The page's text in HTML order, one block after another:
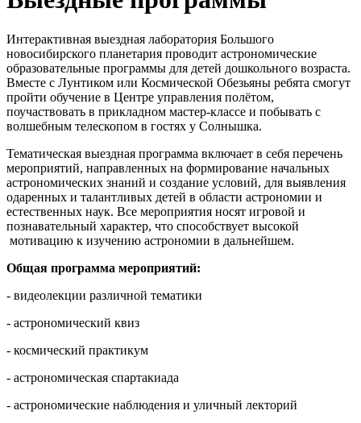
Интерактивная выездная лаборатория Большого
новосибирского планетария проводит астрономические
образовательные программы для детей дошкольного возраста.
Вместе с Лунтиком или Космической Обезьяны ребята смогут
пройти обучение в Центре управления полётом,
поучаствовать в прикладном мастер-классе и побывать с
волшебным телескопом в гостях у Солнышка.
Тематическая выездная программа включает в себя перечень
мероприятий, направленных на формирование начальных
астрономических знаний и создание условий, для выявления
одаренных и талантливых детей в области астрономии и
естественных наук. Все мероприятия носят игровой и
познавательный характер, что способствует высокой
мотивацию к изучению астрономии в дальнейшем.
Общая программа мероприятий:
- видеолекции различной тематики
- астрономический квиз
- космический практикум
- астрономическая спартакиада
- астрономические наблюдения и уличный лекторий